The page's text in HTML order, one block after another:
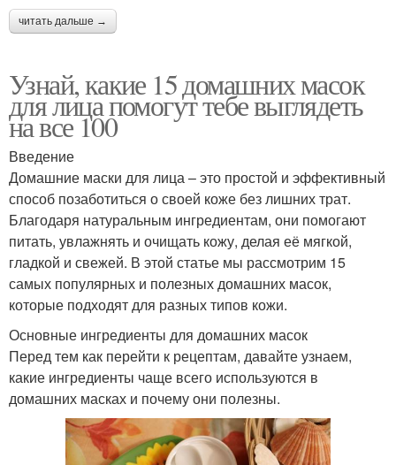
читать дальше →
Узнай, какие 15 домашних масок
для лица помогут тебе выглядеть
на все 100
Введение
Домашние маски для лица – это простой и эффективный
способ позаботиться о своей коже без лишних трат.
Благодаря натуральным ингредиентам, они помогают
питать, увлажнять и очищать кожу, делая её мягкой,
гладкой и свежей. В этой статье мы рассмотрим 15
самых популярных и полезных домашних масок,
которые подходят для разных типов кожи.
Основные ингредиенты для домашних масок
Перед тем как перейти к рецептам, давайте узнаем,
какие ингредиенты чаще всего используются в
домашних масках и почему они полезны.